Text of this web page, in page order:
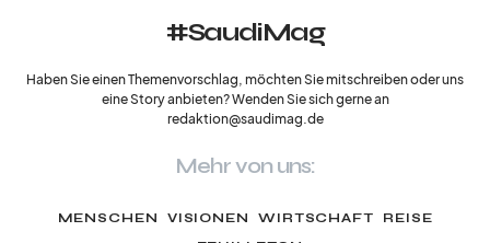
#SaudiMag
Haben Sie einen Themenvorschlag, möchten Sie mitschreiben oder uns
eine Story anbieten? Wenden Sie sich gerne an
redaktion@saudimag.de
Mehr von uns:
MENSCHEN VISIONEN WIRTSCHAFT
REISE